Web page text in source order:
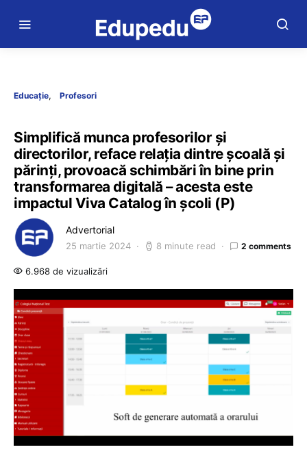
Educație Profesori
Simplifică munca profesorilor și
directorilor, reface relația dintre școală și
părinți, provoacă schimbări în bine prin
transformarea digitală – acesta este
impactul Viva Catalog în școli (P)
Advertorial
25 martie 2024 8 minute read 2 comments
6.968 de vizualizări